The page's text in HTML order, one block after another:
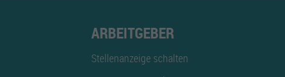
ARBEITGEBER
Stellenanzeige schalten